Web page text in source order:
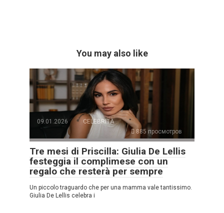
You may also like
09.01.2026
CELEBRITÀ
885 просмотров
Tre mesi di Priscilla: Giulia De Lellis
festeggia il complimese con un
regalo che resterà per sempre
Un piccolo traguardo che per una mamma vale tantissimo.
Giulia De Lellis celebra i